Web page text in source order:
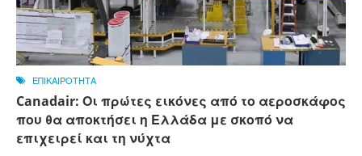
ΕΠΙΚΑΙΡΟΤΗΤΑ
Canadair: Οι πρώτες εικόνες από το αεροσκάφος
που θα αποκτήσει η Ελλάδα με σκοπό να
επιχειρεί και τη νύχτα